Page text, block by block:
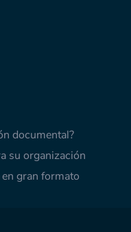
documental?
su organización
gran formato